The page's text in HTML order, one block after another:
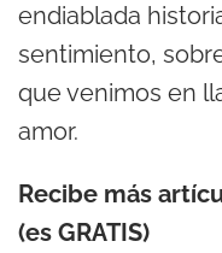
endiablada
sentimiento,
que venimos en
amor.
Recibe más
(es GRATIS)